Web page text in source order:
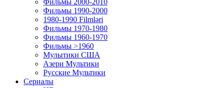
Фильмы 2000-2010
Фильмы 1990-2000
1980-1990 Filmləri
Фильмы 1970-1980
Фильмы 1960-1970
Фильмы >1960
Мулытики США
Азери Мультики
Русские Мультики
Сериалы